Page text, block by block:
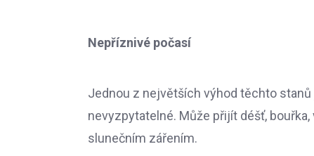
Nepříznivé počasí
Jednou z největších výhod těchto
nevyzpytatelné. Může přijít déšť,
slunečním zářením.